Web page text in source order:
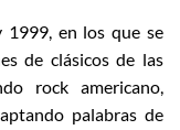
1999, en los que se
de clásicos de las
rock americano,
palabras de